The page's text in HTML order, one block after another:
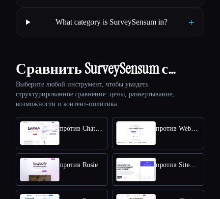
What category is SurveySensum in? +
Сравнить SurveySensum с…
Выберите любой инструмент, чтобы увидеть
структурированное сравнение: цены, развертывание,
возможности и контент-политика.
против Chat Data против Webbotify
против Rosie против SiteSpeakAI